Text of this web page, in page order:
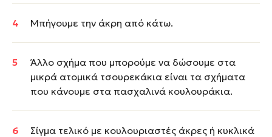
Μπήγουμε την άκρη από κάτω.
Άλλο σχήμα που μπορούμε να δώσουμε στα
μικρά ατομικά τσουρεκάκια είναι τα σχήματα
που κάνουμε στα πασχαλινά κουλουράκια.
Σίγμα τελικό με κουλουριαστές άκρες ή κυκλικά